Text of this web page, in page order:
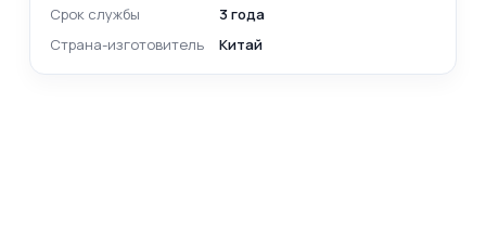
Срок службы
3 года
Страна-изготовитель
Китай